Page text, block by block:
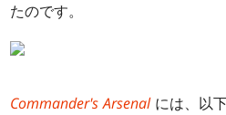
たのです。
Commander's Arsenal には、以